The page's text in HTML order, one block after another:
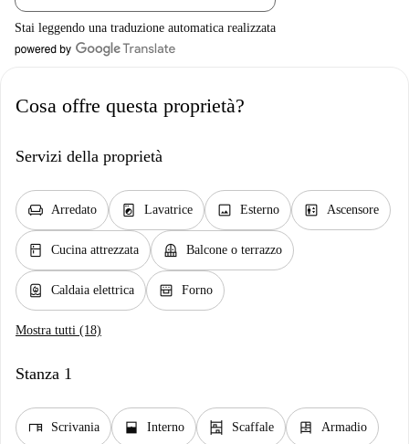
Stai leggendo una traduzione automatica realizzata
Cosa offre questa proprietà?
Servizi della proprietà
chair Arredato local_laundry_service Lavatrice image Esterno elevator Ascensore
kitchen Cucina attrezzata balcony Balcone o terrazzo
water_heater Caldaia elettrica oven_gen Forno
Mostra tutti (18)
Stanza 1
desk Scrivania window_open Interno shelves Scaffale dresser Armadio